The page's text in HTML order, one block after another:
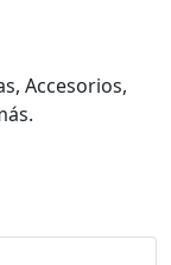
Accesorios,